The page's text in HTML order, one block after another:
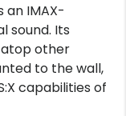
an IMAX-
sound. Its
atop other
to the wall,
capabilities of